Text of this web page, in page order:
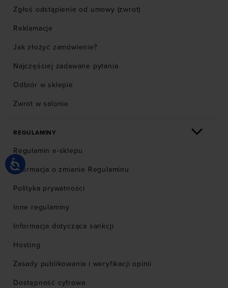
Zgłoś odstąpienie od umowy (zwrot)
Reklamacje
Jak złożyć zamówienie?
Najczęściej zadawane pytania
Odbiór w sklepie
Zwrot w salonie
REGULAMINY
Regulamin e-sklepu
Informacja o zmianie Regulaminu
Polityka prywatności
Inne regulaminy
Informacja dotycząca sankcji
Hosting
Zasady publikowania i weryfikacji opinii
Dostępność cyfrowa